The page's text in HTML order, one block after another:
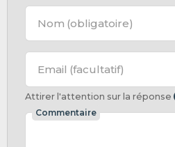
Nom (obligatoire)
Email (facultatif)
Attirer l'attention sur la réponse
Commentaire